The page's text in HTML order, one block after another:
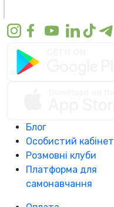
Блог
Особистий кабінет
Розмовні клуби
Платформа для
самонавчання